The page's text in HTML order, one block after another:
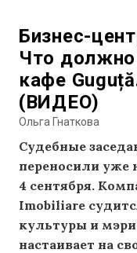
Бизнес-
Что
кафе
(ВИДЕО)
Ольга Гнаткова
Судебные
переносили уже
4 сентября.
Imobiliare
культуры и
настаивает на